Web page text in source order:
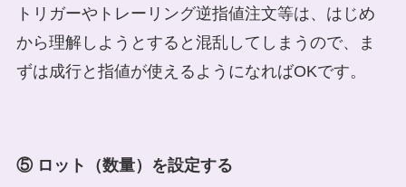
トリガーやトレーリング逆指値注文等は、はじめ
から理解しようとすると混乱してしまうので、ま
ずは成行と指値が使えるようになればOKです。
⑤ ロット（数量）を設定する